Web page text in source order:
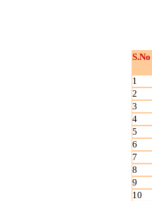
S.No
1
2
3
4
5
6
7
8
9
10